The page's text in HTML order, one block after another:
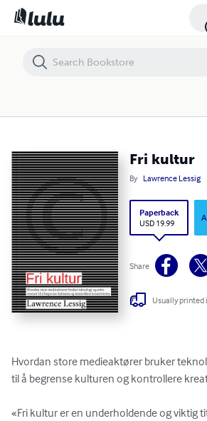
Fri kultur
By Lawrence Lessig
Paperback
USD 19.99
Share
Usually printed
Hvordan store medieaktører bruker
til å begrense kulturen og kontrollere
«Fri kultur er en underholdende og viktig
Fri kultur